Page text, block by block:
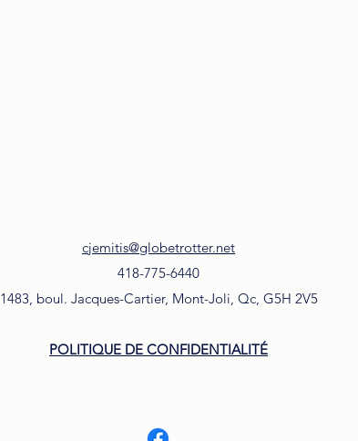
cjemitis@globetrotter.net
418-775-6440
1483, boul. Jacques-Cartier, Mont-Joli, Qc, G5H 2V5
POLITIQUE DE CONFIDENTIALITÉ